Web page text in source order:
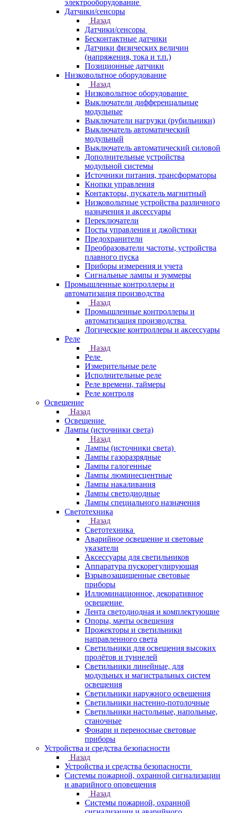
электрооборудование
Датчики/сенсоры
Назад
Датчики/сенсоры
Бесконтактные датчики
Датчики физических величин
(напряжения, тока и т.п.)
Позиционные датчики
Низковольтное оборудование
Назад
Низковольтное оборудование
Выключатели дифференцальные
модульные
Выключатели нагрузки (рубильники)
Выключатель автоматический
модульный
Выключатель автоматический силовой
Дополнительные устройства
модульной системы
Источники питания, трансформаторы
Кнопки управления
Контакторы, пускатель магнитный
Низковольтные устройства различного
назначения и аксессуары
Переключатели
Посты управления и джойстики
Предохранители
Преобразователи частоты, устройства
плавного пуска
Приборы измерения и учета
Сигнальные лампы и зуммеры
Промышленные контроллеры и
автоматизация производства
Назад
Промышленные контроллеры и
автоматизация производства
Логические контроллеры и аксессуары
Реле
Назад
Реле
Измерительные реле
Исполнительные реле
Реле времени, таймеры
Реле контроля
Освещение
Назад
Освещение
Лампы (источники света)
Назад
Лампы (источники света)
Лампы газоразрядные
Лампы галогенные
Лампы люминесцентные
Лампы накаливания
Лампы светодиодные
Лампы специального назначения
Светотехника
Назад
Светотехника
Аварийное освещение и световые
указатели
Аксессуары для светильников
Аппаратура пускорегулирующая
Взрывозащищенные световые
приборы
Иллюминационное, декоративное
освещение
Лента светодиодная и комплектующие
Опоры, мачты освещения
Прожекторы и светильники
направленного света
Светильники для освещения высоких
пролётов и туннелей
Светильники линейные, для
модульных и магистральных систем
освещения
Светильники наружного освещения
Светильники настенно-потолочные
Светильники настольные, напольные,
станочные
Фонари и переносные световые
приборы
Устройства и средства безопасности
Назад
Устройства и средства безопасности
Системы пожарной, охранной сигнализации
и аварийного оповещения
Назад
Системы пожарной, охранной